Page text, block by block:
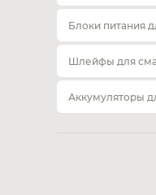
Блоки питания
Шлейфы для
Аккумуляторы